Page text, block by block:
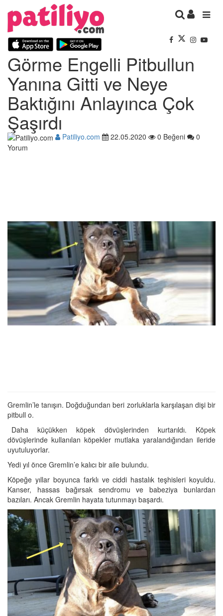
Görme Engelli Pitbullun
Yanına Gitti ve Neye
Baktığını Anlayınca Çok
Şaşırdı
Patiliyo.com 22.05.2020 0 Beğeni
0
Yorum
Gremlin’le tanışın. Doğduğundan beri zorluklarla karşılaşan dişi bir
pitbull o.
Daha küçükken köpek dövüşlerinden kurtarıldı. Köpek
dövüşlerinde kullanılan köpekler mutlaka yaralandığından ileride
uyutuluyorlar.
Yedi yıl önce Gremlin’e kalıcı bir aile bulundu.
Köpeğe yıllar boyunca farklı ve ciddi hastalık teşhisleri koyuldu.
Kanser, hassas bağırsak sendromu ve babeziya bunlardan
bazıları. Ancak Gremlin hayata tutunmayı başardı.